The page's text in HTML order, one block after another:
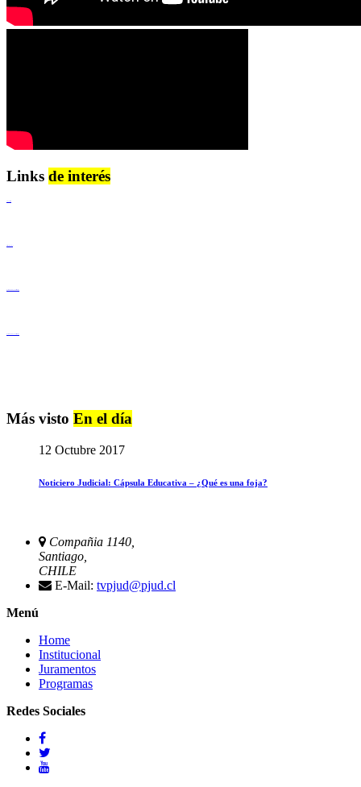
Links de interés
Más visto En el día
12 Octubre 2017
Noticiero Judicial: Cápsula Educativa – ¿Qué es una foja?
Compañia 1140,
Santiago,
CHILE
E-Mail: tvpjud@pjud.cl
Menú
Home
Institucional
Juramentos
Programas
Redes Sociales